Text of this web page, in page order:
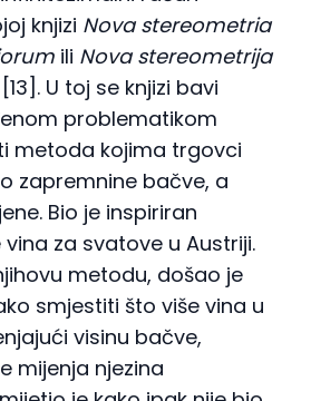
knjizi Nova stereometria
ili Nova stereometrija
U toj se knjizi bavi
problematikom
metoda kojima trgovci
zapremnine bačve, a
Bio je inspiriran
za svatove u Austriji.
metodu, došao je
smjestiti što više vina u
visinu bačve,
mijenja njezina